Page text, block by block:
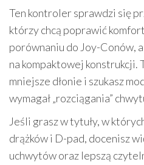
Ten kontroler sprawdzi się
którzy chcą poprawić
porównaniu do Joy-Conów,
na kompaktowej konstrukcji.
mniejsze dłonie i szukasz
wymagał „rozciągania”
Jeśli grasz w tytuły, w
drążków i D-pad, docenisz
uchwytów oraz lepszą